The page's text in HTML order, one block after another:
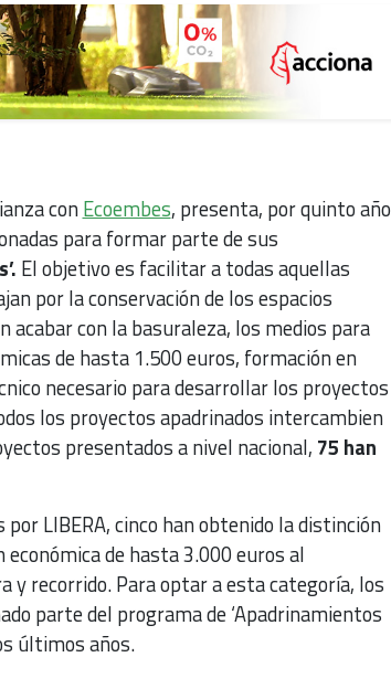
conEcoembes, presenta, por quinto año
para formar parte de sus
El objetivo es facilitar a todas aquellas
por la conservación de los espacios
con la basuraleza, los medios para
de hasta 1.500 euros, formación en
necesario para desarrollar los proyectos
los proyectos apadrinados intercambien
presentados a nivel nacional, 75 han
LIBERA, cinco han obtenido la distinción
económica de hasta 3.000 euros al
y recorrido. Para optar a esta categoría, los
parte del programa de ‘Apadrinamientos
últimos años.